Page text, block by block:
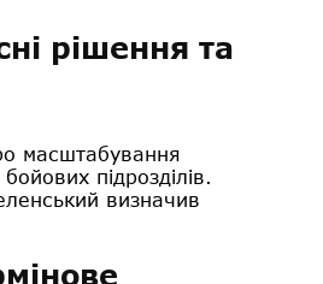
рішення та
масштабування
підрозділів.
визначив